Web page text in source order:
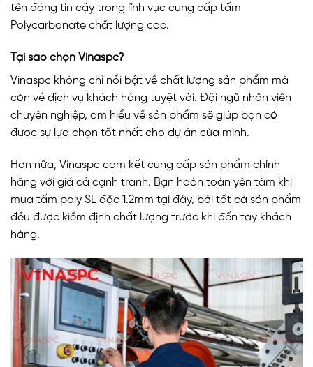
tên đáng tin cậy trong lĩnh vực cung cấp tấm
Polycarbonate chất lượng cao.
Tại sao chọn Vinaspc?
Vinaspc không chỉ nổi bật về chất lượng sản phẩm mà
còn về dịch vụ khách hàng tuyệt vời. Đội ngũ nhân viên
chuyên nghiệp, am hiểu về sản phẩm sẽ giúp bạn có
được sự lựa chọn tốt nhất cho dự án của mình.
Hơn nữa, Vinaspc cam kết cung cấp sản phẩm chính
hãng với giá cả cạnh tranh. Bạn hoàn toàn yên tâm khi
mua tấm poly SL đặc 1.2mm tại đây, bởi tất cả sản phẩm
đều được kiểm định chất lượng trước khi đến tay khách
hàng.